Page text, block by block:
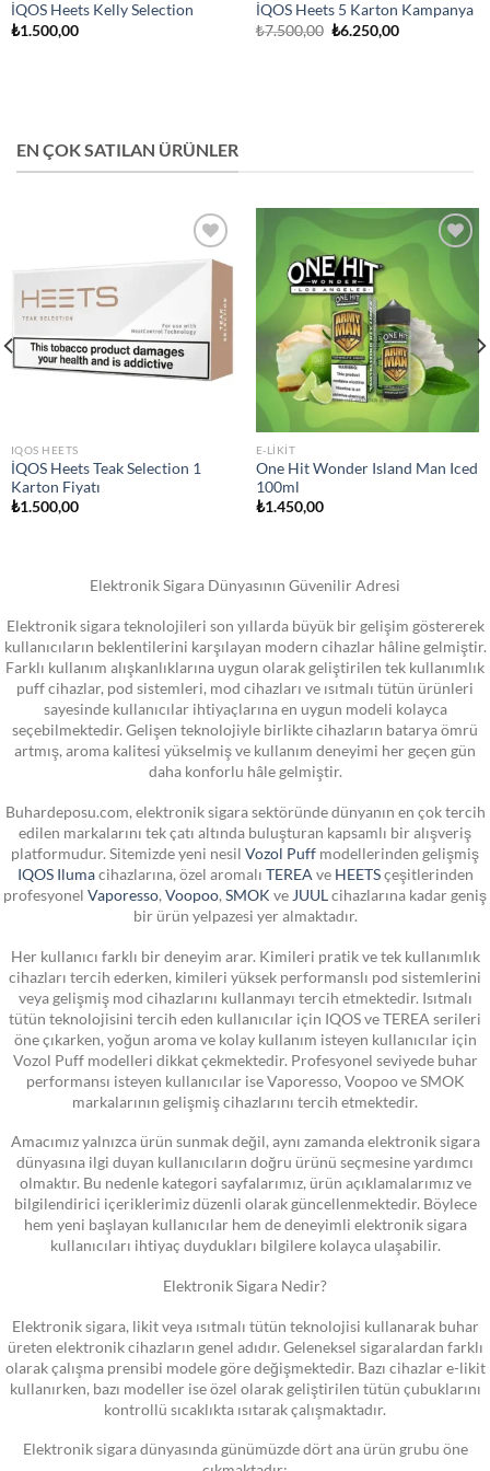
İQOS Heets Kelly Selection
₺1.500,00
İQOS Heets 5 Karton Kampanya
₺7.500,00 Orijinal
₺6.250,00Şu
EN ÇOK SATILAN ÜRÜNLER
Add to
IQOS HEETS
İQOS Heets Teak Selection 1
Karton Fiyatı
₺1.500,00
wishlist
E-LIKIT
One Hit Wonder Island Man Iced
100ml
₺1.450,00
Elektronik Sigara Dünyasının Güvenilir Adresi
Elektronik sigara teknolojileri son yıllarda büyük bir gelişim göstererek
kullanıcıların beklentilerini karşılayan modern cihazlar hâline gelmiştir.
Farklı kullanım alışkanlıklarına uygun olarak geliştirilen tek kullanımlık
puff cihazlar, pod sistemleri, mod cihazları ve ısıtmalı tütün ürünleri
sayesinde kullanıcılar ihtiyaçlarına en uygun modeli kolayca
seçebilmektedir. Gelişen teknolojiyle birlikte cihazların batarya ömrü
artmış, aroma kalitesi yükselmiş ve kullanım deneyimi her geçen gün
daha konforlu hâle gelmiştir.
Buhardeposu.com, elektronik sigara sektöründe dünyanın en çok tercih
edilen markalarını tek çatı altında buluşturan kapsamlı bir alışveriş
platformudur. Sitemizde yeni nesil Vozol Puff modellerinden gelişmiş
IQOS Ilumacihazlarına, özel aromalı TEREA ve HEETSçeşitlerinden
profesyonel Vaporesso Voopoo SMOK ve JUUL cihazlarına kadar geniş
bir ürün yelpazesi yer almaktadır.
Her kullanıcı farklı bir deneyim arar. Kimileri pratik ve tek kullanımlık
cihazları tercih ederken, kimileri yüksek performanslı pod sistemlerini
veya gelişmiş mod cihazlarını kullanmayı tercih etmektedir. Isıtmalı
tütün teknolojisini tercih eden kullanıcılar için IQOS ve TEREA serileri
öne çıkarken, yoğun aroma ve kolay kullanım isteyen kullanıcılar için
Vozol Puff modelleri dikkat çekmektedir. Profesyonel seviyede buhar
performansı isteyen kullanıcılar ise Vaporesso, Voopoo ve SMOK
markalarının gelişmiş cihazlarını tercih etmektedir.
Amacımız yalnızca ürün sunmak değil, aynı zamanda elektronik sigara
dünyasına ilgi duyan kullanıcıların doğru ürünü seçmesine yardımcı
olmaktır. Bu nedenle kategori sayfalarımız, ürün açıklamalarımız ve
bilgilendirici içeriklerimiz düzenli olarak güncellenmektedir. Böylece
hem yeni başlayan kullanıcılar hem de deneyimli elektronik sigara
kullanıcıları ihtiyaç duydukları bilgilere kolayca ulaşabilir.
Elektronik Sigara Nedir?
Elektronik sigara, likit veya ısıtmalı tütün teknolojisi kullanarak buhar
üreten elektronik cihazların genel adıdır. Geleneksel sigaralardan farklı
olarak çalışma prensibi modele göre değişmektedir. Bazı cihazlar e-likit
kullanırken, bazı modeller ise özel olarak geliştirilen tütün çubuklarını
kontrollü sıcaklıkta ısıtarak çalışmaktadır.
Elektronik sigara dünyasında günümüzde dört ana ürün grubu öne